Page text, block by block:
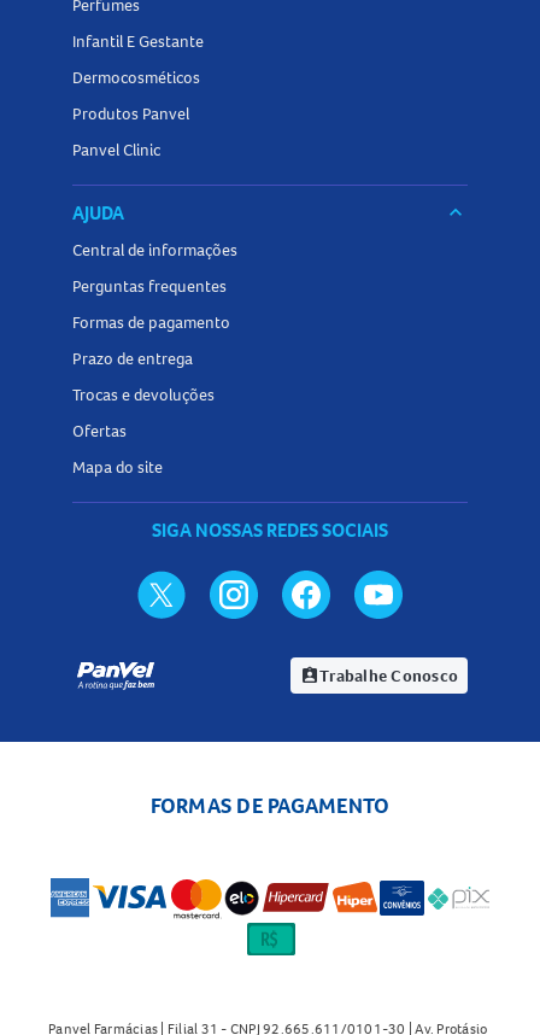
Perfumes
Infantil E Gestante
Dermocosméticos
Produtos Panvel
Panvel Clinic
AJUDA keyboard_arrow_down
Central de informações
Perguntas frequentes
Formas de pagamento
Prazo de entrega
Trocas e devoluções
Ofertas
Mapa do site
SIGA NOSSAS REDES SOCIAIS
assignment_indTrabalhe Conosco
FORMAS DE PAGAMENTO
Panvel Farmácias | Filial 31 - CNPJ 92.665.611/0101-30 | Av. Protásio